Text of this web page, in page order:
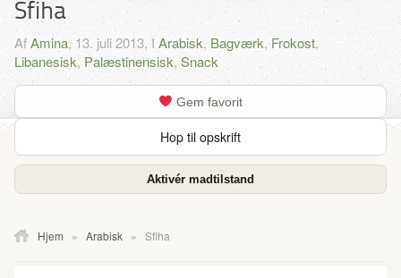
Sfiha
AfAmina, 13. juli 2013, I Arabisk, Bagværk,Frokost,
Libanesisk,Palæstinensisk,Snack
Gem favorit
Hop til opskrift
Aktivér madtilstand
Hjem » Arabisk » Sfiha